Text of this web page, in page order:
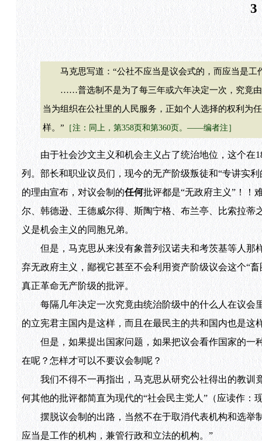
3
马克思写道：“公社不应当是议会式的，而应当是工
……普选制不是为了每三年或六年决定一次，究竟由
当为组织在公社里的人民服务，正如个人选择的权利为
样。” ［注：同上，第358页和第360页。——编者注］
由于社会沙文主义和机会主义占了统治地位，这个在
列。部长和职业议员们，现今的无产阶级叛徒和“专讲实
的理由宣布，对议会制的任何批评都是“无政府主义”！！
尔、韩德逊、王德威尔得、斯陶宁格、布兰亭、比索拉蒂
义是机会主义的同胞兄弟。
但是，马克思从来没有象普列汉诺夫和考茨基等人那
弃无政府主义，鄙视它甚至不会利用资产阶级议会这个“
真正革命无产阶级的批评。
每隔几年决定一次究竟由统治阶级中的什么人在议会
的立宪君主国内是这样，而且在最民主的共和国内也是这
但是，如果提出国家问题，如果把议会看作国家的一
在呢？怎样才可以不要议会制呢？
我们不得不一再指出，马克思从研究公社得出的教训
何其他的批评都简直为现代的“社会民主党人”（应读作：
摆脱议会制的出路，当然不在于取消代表机构和选举
应当是工作的机构，兼管行政和立法的机构。”